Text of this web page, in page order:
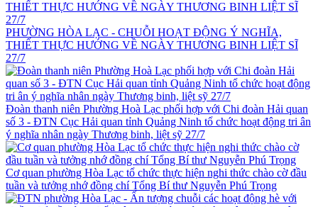
PHƯỜNG HÒA LẠC - CHUỖI HOẠT ĐỘNG Ý NGHĨA,
THIẾT THỰC HƯỚNG VỀ NGÀY THƯƠNG BINH LIỆT SĨ
27/7
Đoàn thanh niên Phường Hoà Lạc phối hợp với Chi đoàn Hải quan
số 3 - ĐTN Cục Hải quan tỉnh Quảng Ninh tổ chức hoạt động tri ân
ý nghĩa nhân ngày Thương binh, liệt sỹ 27/7
Cơ quan phường Hòa Lạc tổ chức thực hiện nghi thức chào cờ đầu
tuần và tưởng nhớ đồng chí Tổng Bí thư Nguyễn Phú Trọng